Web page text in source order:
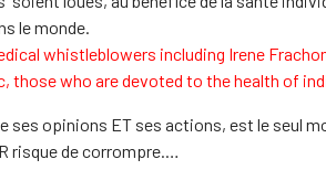
le monde.
whistleblowers including Irene
those who are devoted to the health of
ses opinions ET ses actions, est le seul
risque de corrompre.…